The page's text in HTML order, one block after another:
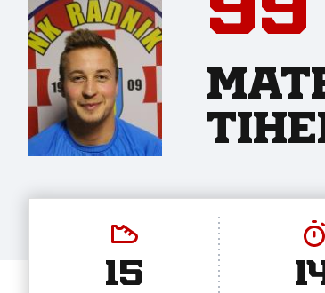
99
15